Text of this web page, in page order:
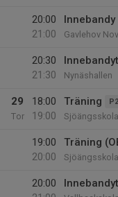
20:00
21:00
Innebandy
Gavlehov
20:30
21:30
Nynäshallen
29
Tor
18:00
19:00
Träning
19:00
20:00
Träning
20:00